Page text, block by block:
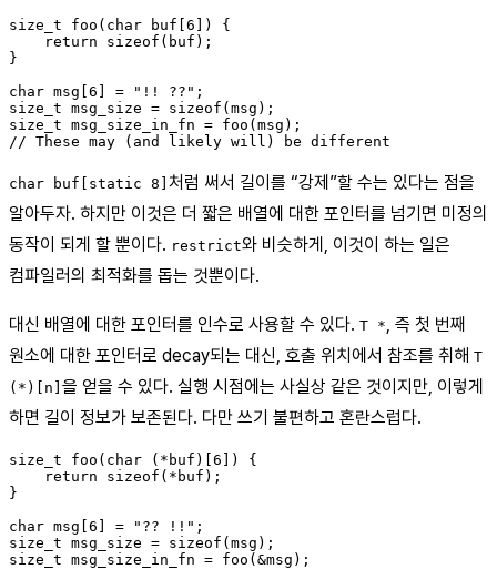
size_t foo(char buf[6]) {
    return sizeof(buf);
}
char msg[6] = "!! ??";
size_t msg_size = sizeof(msg);
size_t msg_size_in_fn = foo(msg);
char buf[static 8] 처럼 써서 길이를 “강제”할 수는 있다는 점을
알아두자. 하지만 이것은 더 짧은 배열에 대한 포인터를 넘기면 미정의
동작이 되게 할 뿐이다. restrict와 비슷하게, 이것이 하는 일은
컴파일러의 최적화를 돕는 것뿐이다.
대신 배열에 대한 포인터를 인수로 사용할 수 있다. T *, 즉 첫 번째
원소에 대한 포인터로 decay되는 대신, 호출 위치에서 참조를 취해 T
(*)[n] 을 얻을 수 있다. 실행 시점에는 사실상 같은 것이지만, 이렇게
하면 길이 정보가 보존된다. 다만 쓰기 불편하고 혼란스럽다.
size_t foo(char (*buf)[6]) {
    return sizeof(*buf);
}
char msg[6] = "?? !!";
size_t msg_size = sizeof(msg);
size_t msg_size_in_fn = foo(&msg);